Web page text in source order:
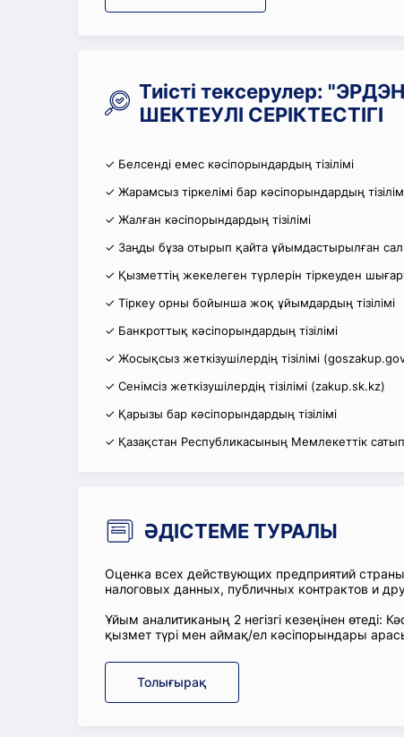
Тиісті тексерулер:
ШЕКТЕУЛІ СЕРІКТЕСТІГІ
✓ Белсенді емес кәсіпорындардың тізілімі
✓ Жарамсыз тіркелімі бар кәсіпорындардың
✓ Жалған кәсіпорындардың тізілімі
✓ Заңды бұза отырып қайта ұйымдастырылған
✓ Қызметтің жекелеген түрлерін тіркеуден шығару
✓ Тіркеу орны бойынша жоқ ұйымдардың тізілімі
✓ Банкроттық кәсіпорындардың тізілімі
✓ Жосықсыз жеткізушілердің тізілімі
✓ Сенімсіз жеткізушілердің тізілімі (zakup.sk.kz)
✓ Қарызы бар кәсіпорындардың тізілімі
✓ Қазақстан Республикасының Мемлекеттік
ӘДІСТЕМЕ ТУРАЛЫ
Оценка всех действующих предприятий
налоговых данных, публичных контрактов и
Ұйым аналитиканың 2 негізгі кезеңінен
қызмет түрі мен аймақ/ел кәсіпорындары
Толығырақ